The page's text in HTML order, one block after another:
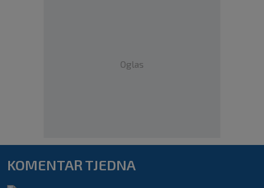
Oglas
KOMENTAR TJEDNA